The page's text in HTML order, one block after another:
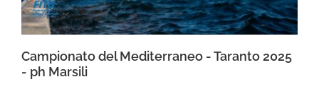
Campionato del Mediterraneo - Taranto 2025
- ph Marsili